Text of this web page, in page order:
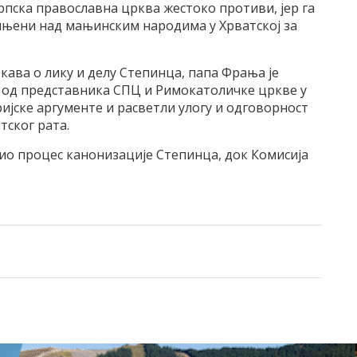
православна црква жестоко противи, јер га
над мањинским народима у Хрватској за
о лику и делу Степинца, папа Фрања је
представника СПЦ и Римокатоличке цркве у
аргументе и расветли улогу и одговорност
рата.
процес канонизације Степинца, док Комисија